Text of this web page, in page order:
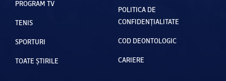
PROGRAM TV
TENIS
SPORTURI
TOATE ȘTIRILE
POLITICA DE
CONFIDENȚIALITATE
COD DEONTOLOGIC
CARIERE